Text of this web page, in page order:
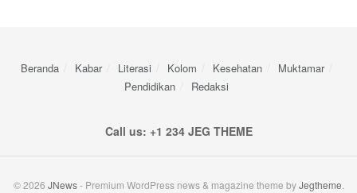
Beranda Kabar Literasi Kolom Kesehatan
Muktamar
Pendidikan
Redaksi
Call us: +1 234 JEG THEME
© 2026 JNews- Premium WordPress news & magazine theme byJegtheme